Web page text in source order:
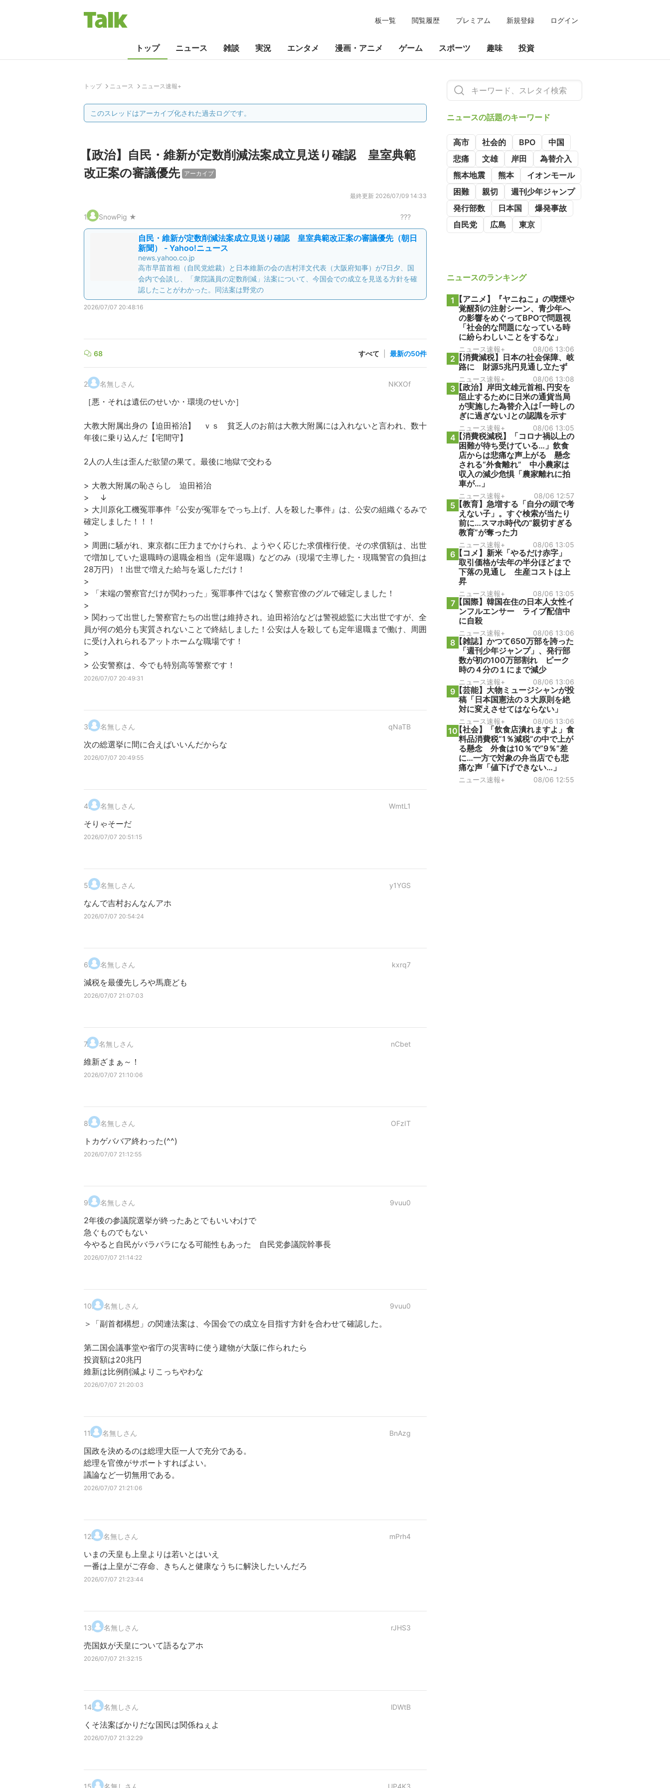
板一覧 閲覧履歴 プレミアム 新規登録 ログイン
トップ ニュース 雑談 実況 エンタメ 漫画・アニメ ゲーム スポーツ 趣味 投資
トップ ニュース ニュース速報+
このスレッドはアーカイブ化された過去ログです。
【政治】自民・維新が定数削減法案成立見送り確認 皇室典範
改正案の審議優先 アーカイブ
最終更新 2026/07/09 14:33
1. SnowPig ★ ???
自民・維新が定数削減法案成立見送り確認 皇室典範改正案の審議優先（朝日
新聞） - Yahoo!ニュース
news.yahoo.co.jp
高市早苗首相（自民党総裁）と日本維新の会の吉村洋文代表（大阪府知事）が7日夕、国
会内で会談し、「衆院議員の定数削減」法案について、今国会での成立を見送る方針を確
認したことがわかった。同法案は野党の
2026/07/07 20:48:16
68 すべて 最新の50件
2. 名無しさん NKXOf
［悪・それは遺伝のせいか・環境のせいか］
大教大附属出身の【迫田裕治】 ｖｓ 貧乏人のお前は大教大附属には入れないと言われ、数十
年後に乗り込んだ【宅間守】
2人の人生は歪んだ欲望の果て。最後に地獄で交わる
> 大教大附属の恥さらし 迫田裕治
> ↓
> 大川原化工機冤罪事件『公安が冤罪をでっち上げ、人を殺した事件』は、公安の組織ぐるみで
確定しました！！！
>
> 周囲に騒がれ、東京都に圧力までかけられ、ようやく応じた求償権行使。その求償額は、出世
で増加していた退職時の退職金相当（定年退職）などのみ（現場で主導した・現職警官の負担は
28万円）！出世で増えた給与を返しただけ！
>
> 「末端の警察官だけが関わった」冤罪事件ではなく警察官僚のグルで確定しました！
>
> 関わって出世した警察官たちの出世は維持され。迫田裕治などは警視総監に大出世ですが、全
員が何の処分も実質されないことで終結しました！公安は人を殺しても定年退職まで働け、周囲
に受け入れられるアットホームな職場です！
>
> 公安警察は、今でも特別高等警察です！
2026/07/07 20:49:31
3. 名無しさん qNaTB
次の総選挙に間に合えばいいんだからな
2026/07/07 20:49:55
4. 名無しさん WmtL1
そりゃそーだ
2026/07/07 20:51:15
5. 名無しさん y1YGS
なんで吉村おんなんアホ
2026/07/07 20:54:24
6. 名無しさん kxrq7
減税を最優先しろや馬鹿ども
2026/07/07 21:07:03
7. 名無しさん nCbet
維新ざまぁ～！
2026/07/07 21:10:06
8. 名無しさん OFzIT
トカゲババア終わった(^^)
2026/07/07 21:12:55
9. 名無しさん 9vuu0
2年後の参議院選挙が終ったあとでもいいわけで
急ぐものでもない
今やると自民がバラバラになる可能性もあった 自民党参議院幹事長
2026/07/07 21:14:22
10. 名無しさん 9vuu0
＞「副首都構想」の関連法案は、今国会での成立を目指す方針を合わせて確認した。
第二国会議事堂や省庁の災害時に使う建物が大阪に作られたら
投資額は20兆円
維新は比例削減よりこっちやわな
2026/07/07 21:20:03
11. 名無しさん BnAzg
国政を決めるのは総理大臣一人で充分である。
総理を官僚がサポートすればよい。
議論など一切無用である。
2026/07/07 21:21:06
12. 名無しさん mPrh4
いまの天皇も上皇よりは若いとはいえ
一番は上皇がご存命、きちんと健康なうちに解決したいんだろ
2026/07/07 21:23:44
13. 名無しさん rJHS3
売国奴が天皇について語るなアホ
2026/07/07 21:32:15
14. 名無しさん lDWtB
くそ法案ばかりだな国民は関係ねぇよ
2026/07/07 21:32:29
15. 名無しさん UP4K3
ニュースの話題のキーワード
高市 社会的 BPO
中国
悲痛
文雄 岸田
為替介入
熊本地震
熊本
イオンモール
困難
親切
週刊少年ジャンプ
発行部数
日本国
爆発事故
自民党
広島 東京
ニュースのランキング
1 【アニメ】『ヤニねこ』の喫煙や
覚醒剤の注射シーン、青少年へ
の影響をめぐってBPOで問題視
「社会的な問題になっている時
に紛らわしいことをするな」
ニュース速報+ 08/06 13:06
2 【消費減税】日本の社会保障、岐
路に 財源5兆円見通し立たず
ニュース速報+ 08/06 13:08
3【政治】岸田文雄元首相､円安を
阻止するために日米の通貨当局
が実施した為替介入は｢一時しの
ぎに過ぎない｣との認識を示す
ニュース速報+ 08/06 13:05
4【消費税減税】「コロナ禍以上の
困難が待ち受けている…」飲食
店からは悲痛な声上がる 懸念
される“外食離れ” 中小農家は
収入の減少危惧「農家離れに拍
車が…」
ニュース速報+ 08/06 12:57
5【教育】急増する「自分の頭で考
えない子」。すぐ検索が当たり
前に…スマホ時代の“親切すぎる
教育”が奪った力
ニュース速報+ 08/06 13:05
6【コメ】新米「やるだけ赤字」
取引価格が去年の半分ほどまで
下落の見通し 生産コストは上
昇
ニュース速報+ 08/06 13:05
7【国際】韓国在住の日本人女性イ
ンフルエンサー ライブ配信中
に自殺
ニュース速報+ 08/06 13:06
8【雑誌】かつて650万部を誇った
「週刊少年ジャンプ」、発行部
数が初の100万部割れ ピーク
時の４分の１にまで減少
ニュース速報+ 08/06 13:06
9【芸能】大物ミュージシャンが投
稿「日本国憲法の３大原則を絶
対に変えさせてはならない」
ニュース速報+ 08/06 13:06
10【社会】「飲食店潰れますよ」食
料品消費税“1％減税”の中で上が
る懸念 外食は10％で“9％”差
に…一方で対象の弁当店でも悲
痛な声「値下げできない…」
ニュース速報+ 08/06 12:55